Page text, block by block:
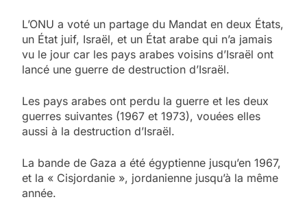
L’ONU a voté un partage du Mandat en deux États,
un État juif, Israël, et un État arabe qui n’a jamais
vu le jour car les pays arabes voisins d’Israël ont
lancé une guerre de destruction d’Israël.
Les pays arabes ont perdu la guerre et les deux
guerres suivantes (1967 et 1973), vouées elles
aussi à la destruction d’Israël.
La bande de Gaza a été égyptienne jusqu’en 1967,
et la « Cisjordanie », jordanienne jusqu’à la même
année.